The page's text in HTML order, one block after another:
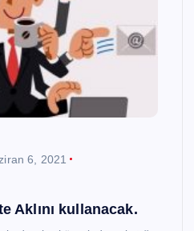
6, 2021
Aklını kullanacak.